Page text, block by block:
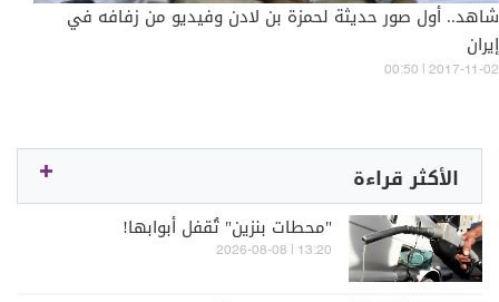
شاهد.. أول صور حديثة لحمزة بن لادن وفيديو من زفافه في
إيران
00:50 | 2017-11-02
الأكثر قراءة
"محطات بنزين" تُقفل أبوابها!
13:20 | 2026-08-08